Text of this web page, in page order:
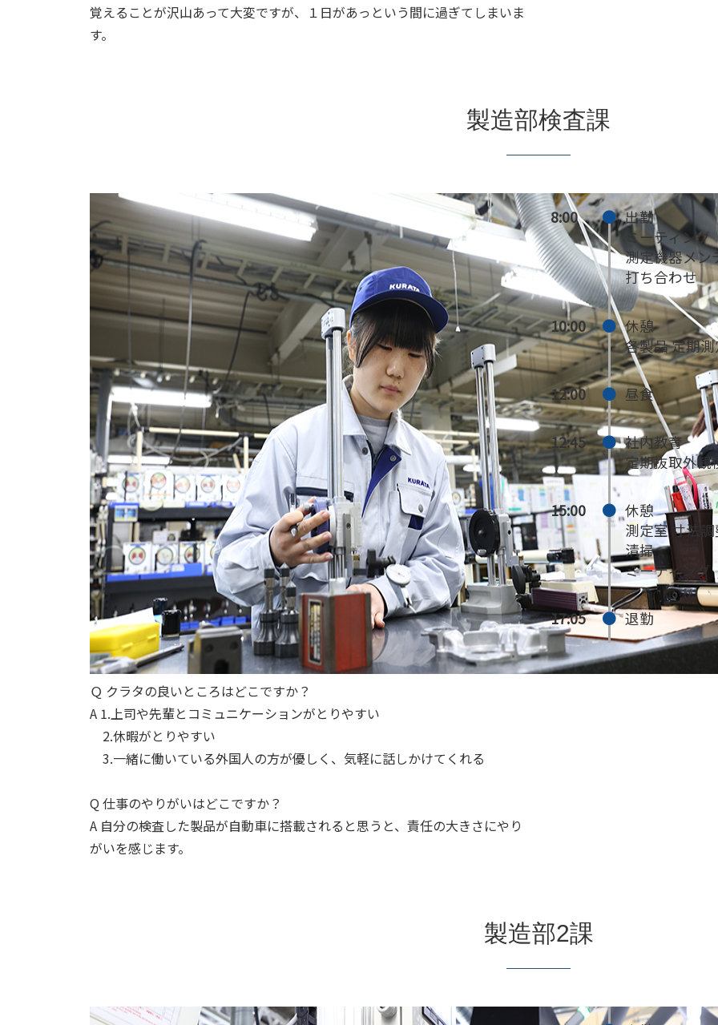
覚えることが沢山あって大変ですが、１日があっという間に過ぎてしまいま
す。
製造部検査課
Ｑ クラタの良いところはどこですか？
A 1.上司や先輩とコミュニケーションがとりやすい
2.休暇がとりやすい
3.一緒に働いている外国人の方が優しく、気軽に話しかけてくれる
Q 仕事のやりがいはどこですか？
A 自分の検査した製品が自動車に搭載されると思うと、責任の大きさにやり
がいを感じます。
8:00
出勤
ミーティング
測定機器メン
打ち合わせ
10:00
休憩
各製品 定期
12:00 昼食
12:45
社内教育
定期抜取外観
15:00
休憩
測定室 寸法
清掃
ミーティング
17:05 退勤
製造部2課